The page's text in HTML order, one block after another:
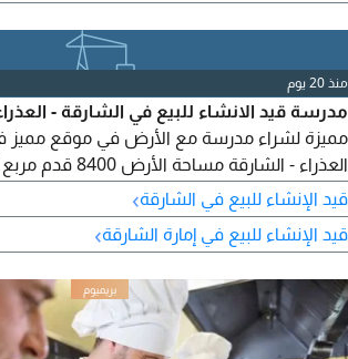
منذ 20 يوم
مدرسة قيد الانشاء للبيع في الشارقة -
مميزة لشراء مدرسة مع الأرض في موقع مميز
العذراء - الشارقة
مخصص لرياض الاطفال أرضي + أول للمراحل
والثانوية توفير مواقف سيارات لكل فصل
بنسبة لا تقل عن 15% البيع شامل الأرض
قيد الإنشاء للبيع في الشارقة›
قيد الإنشاء للبيع في إمارة الشارقة›